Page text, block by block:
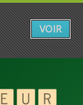
VOIR